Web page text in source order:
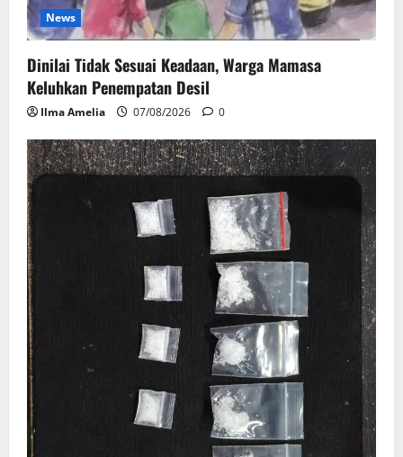
News
Dinilai Tidak Sesuai Keadaan, Warga Mamasa
Keluhkan Penempatan Desil
Ilma Amelia 07/08/2026 0